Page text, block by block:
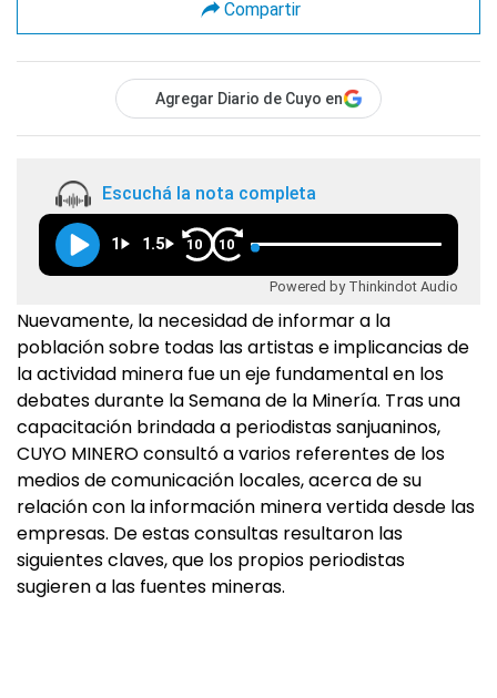
Compartir
Agregar Diario de Cuyo en
Escuchá la nota completa
1 1.5 10 10
Powered by Thinkindot Audio
Nuevamente, la necesidad de informar a la
población sobre todas las artistas e implicancias de
la actividad minera fue un eje fundamental en los
debates durante la Semana de la Minería. Tras una
capacitación brindada a periodistas sanjuaninos,
CUYO MINERO consultó a varios referentes de los
medios de comunicación locales, acerca de su
relación con la información minera vertida desde las
empresas. De estas consultas resultaron las
siguientes claves, que los propios periodistas
sugieren a las fuentes mineras.